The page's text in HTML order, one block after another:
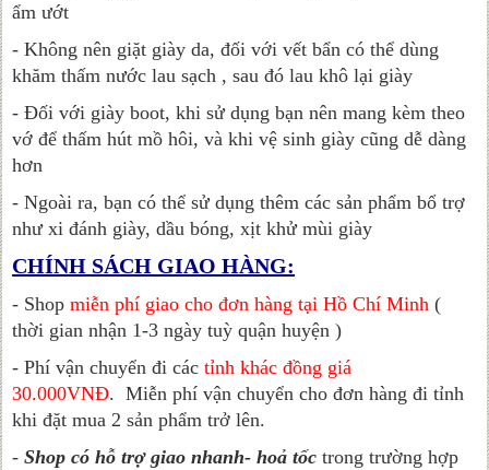
ẩm ướt
- Không nên giặt giày da, đối với vết bẩn có thể dùng
khăm thấm nước lau sạch , sau đó lau khô lại giày
- Đối với giày boot, khi sử dụng bạn nên mang kèm theo
vớ để thấm hút mồ hôi, và khi vệ sinh giày cũng dễ dàng
hơn
- Ngoài ra, bạn có thể sử dụng thêm các sản phẩm bổ trợ
như xi đánh giày, dầu bóng, xịt khử mùi giày
CHÍNH SÁCH GIAO HÀNG:
- Shopmiễn phí giao cho đơn hàng tại Hồ Chí Minh (
thời gian nhận 1-3 ngày tuỳ quận huyện )
- Phí vận chuyển đi cáctỉnh khác đồng giá
30.000VNĐ. Miễn phí vận chuyển cho đơn hàng đi tỉnh
khi đặt mua 2 sản phẩm trở lên.
-Shop có hỗ trợ giao nhanh- hoả tốc trong trường hợp